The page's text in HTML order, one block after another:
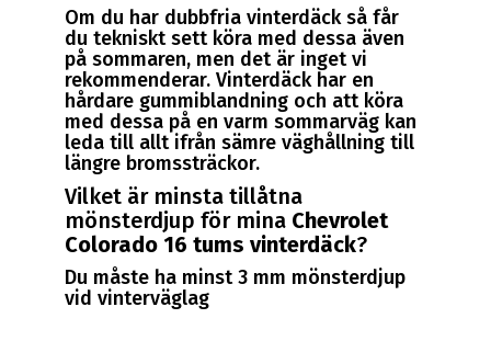
Om du har dubbfria vinterdäck så får
du tekniskt sett köra med dessa även
på sommaren, men det är inget vi
rekommenderar. Vinterdäck har en
hårdare gummiblandning och att köra
med dessa på en varm sommarväg kan
leda till allt ifrån sämre väghållning till
längre bromssträckor.
Vilket är minsta tillåtna
mönsterdjup för mina Chevrolet
Colorado 16 tums vinterdäck?
Du måste ha minst 3 mm mönsterdjup
vid vinterväglag